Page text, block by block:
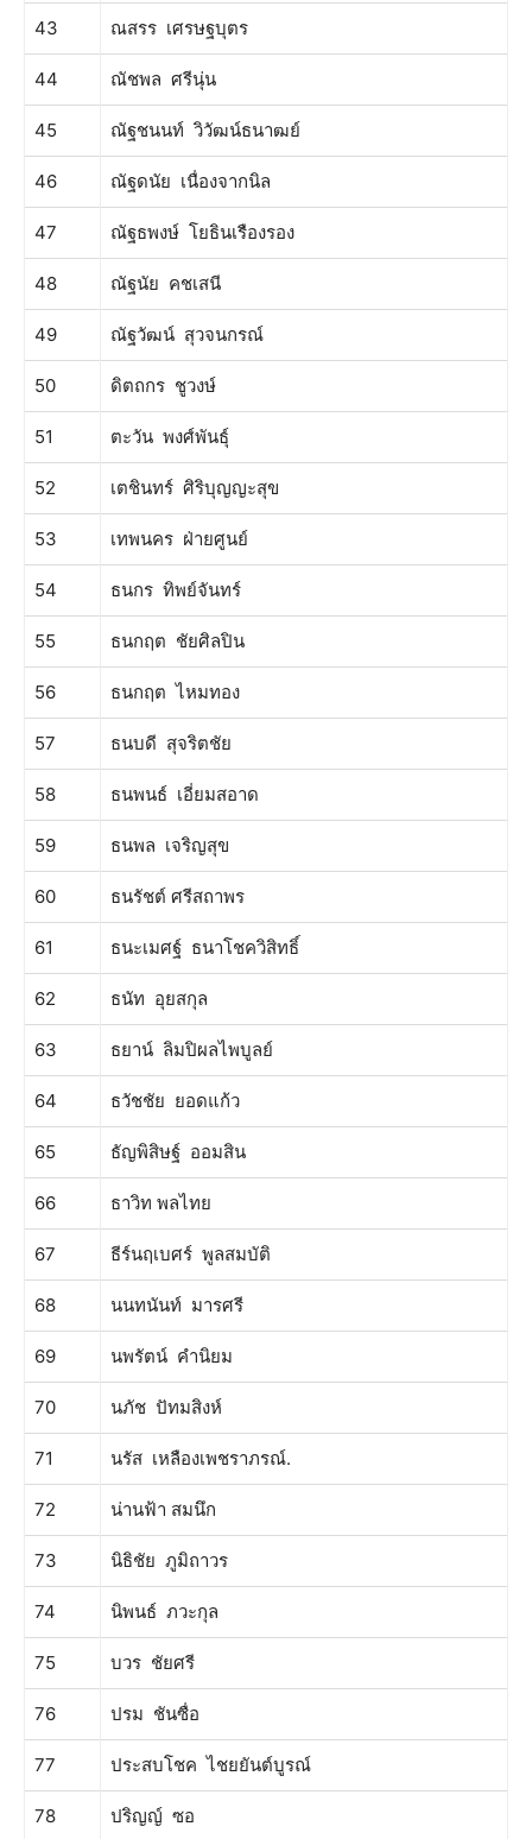
43 ณสรร เศรษฐบุตร
44 ณัชพล ศรีนุ่น
45 ณัฐชนนท์ วิวัฒน์ธนาฒย์
46 ณัฐดนัย เนื่องจากนิล
47 ณัฐธพงษ์ โยธินเรืองรอง
48 ณัฐนัย คชเสนี
49 ณัฐวัฒน์ สุวจนกรณ์
50 ดิตถกร ชูวงษ์
51 ตะวัน พงศ์พันธุ์
52 เตชินทร์ ศิริบุญญะสุข
53 เทพนคร ฝ่ายศูนย์
54 ธนกร ทิพย์จันทร์
55 ธนกฤต ชัยศิลปิน
56 ธนกฤต ไหมทอง
57 ธนบดี สุจริตชัย
58 ธนพนธ์ เอี่ยมสอาด
59 ธนพล เจริญสุข
60 ธนรัชต์ ศรีสถาพร
61 ธนะเมศฐ์ ธนาโชควิสิทธิ์
62 ธนัท อุยสกุล
63 ธยาน์ ลิมปิผลไพบูลย์
64 ธวัชชัย ยอดแก้ว
65 ธัญพิสิษฐ์ ออมสิน
66 ธาวิท พลไทย
67 ธีร์นฤเบศร์ พูลสมบัติ
68 นนทนันท์ มารศรี
69 นพรัตน์ คำนิยม
70 นภัช ปัทมสิงห์
71 นรัส เหลืองเพชราภรณ์.
72 น่านฟ้า สมนึก
73 นิธิชัย ภูมิถาวร
74 นิพนธ์ ภวะกุล
75 บวร ชัยศรี
76 ปรม ชันซื่อ
77 ประสบโชค ไชยยันต์บูรณ์
78 ปริญญ์ ซอ